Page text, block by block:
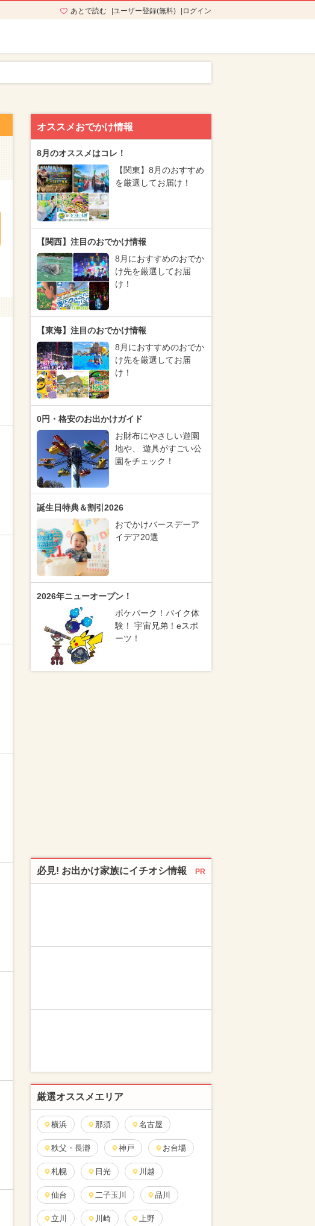
あとで読む ユーザー登録(無料) ログイン
オススメおでかけ情報
8月のオススメはコレ！
【関東】8月のおすすめ
を厳選してお届け！
【関西】注目のおでかけ情報
8月におすすめのおでか
け先を厳選してお届
け！
【東海】注目のおでかけ情報
8月におすすめのおでか
け先を厳選してお届
け！
0円・格安のお出かけガイド
お財布にやさしい遊園
地や、 遊具がすごい公
園をチェック！
誕生日特典＆割引2026
おでかけバースデーア
イデア20選
2026年ニューオープン！
ポケパーク！バイク体
験！ 宇宙兄弟！eスポ
ーツ！
必見! お出かけ家族にイチオシ情報 PR
厳選オススメエリア
横浜 那須 名古屋
秩父・長瀞 神戸 お台場
札幌 日光 川越
仙台 二子玉川 品川
立川 川崎 上野